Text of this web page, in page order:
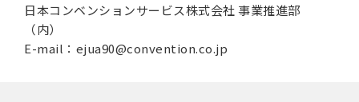
日本コンベンションサービス株式会社 事業推進部
（内）
E-mail：ejua90@convention.co.jp